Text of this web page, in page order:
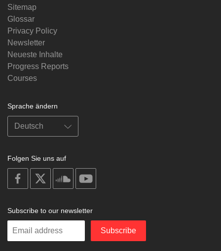
Sitemap
Glossar
Privacy Policy
Newsletter
Neueste Inhalte
Progress Reports
Courses
Sprache ändern
Folgen Sie uns auf
on
facebook
soundcloud
Subscribe to our newsletter
Enter
Subscribe